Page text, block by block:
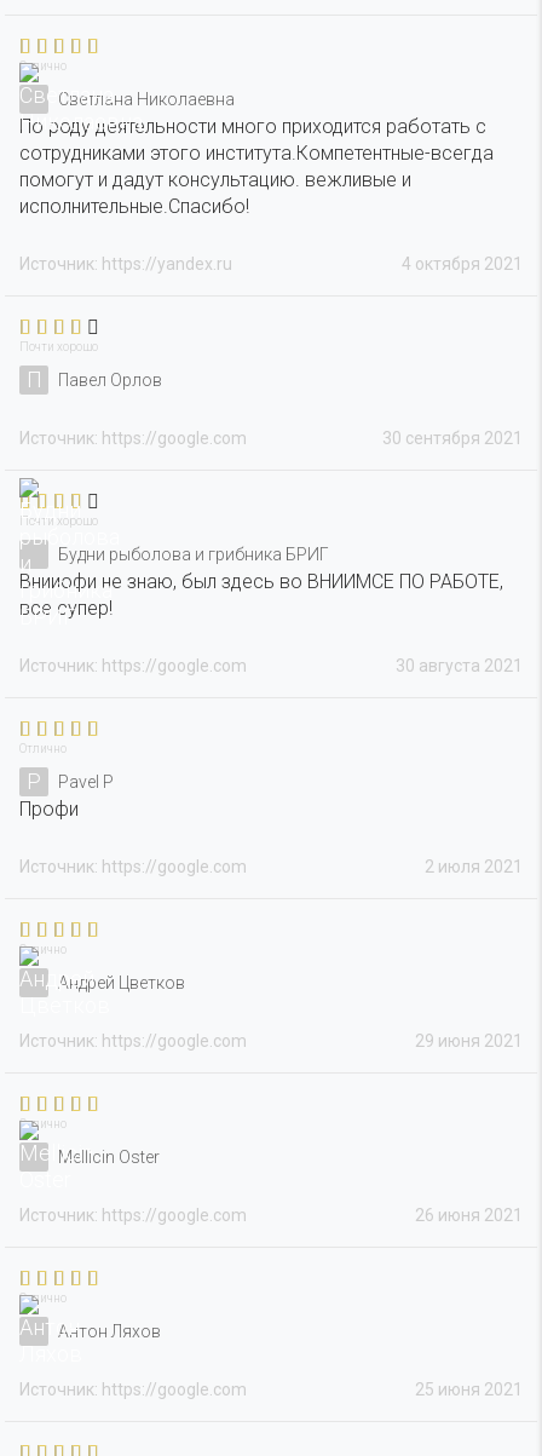
Отлично
Светлана Николаевна
По роду деятельности много приходится работать с
сотрудниками этого института.Компетентные-всегда
помогут и дадут консультацию. вежливые и
исполнительные.Спасибо!
4 октября 2021
Источник: https://yandex.ru
Почти хорошо
П Павел Орлов
30 сентября 2021
Источник: https://google.com
Почти хорошо
Будни рыболова и грибника БРИГ
Внииофи не знаю, был здесь во ВНИИМСЕ ПО РАБОТЕ,
все супер!
30 августа 2021
Источник: https://google.com
Отлично
P Pavel P
Профи
2 июля 2021
Источник: https://google.com
Отлично
Андрей Цветков
29 июня 2021
Источник: https://google.com
Отлично
Mellicin Oster
26 июня 2021
Источник: https://google.com
Отлично
Антон Ляхов
25 июня 2021
Источник: https://google.com